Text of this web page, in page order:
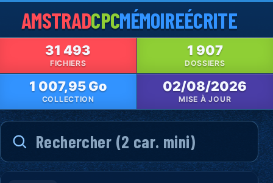
AMSTRADCPCMÉMOIREÉCRITE
31 493
FICHIERS
1 907
DOSSIERS
1 007,95 Go
COLLECTION
02/08/2026
MISE À JOUR